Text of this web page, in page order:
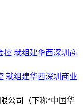
就组建华西深圳商业
公司（下称“中国华